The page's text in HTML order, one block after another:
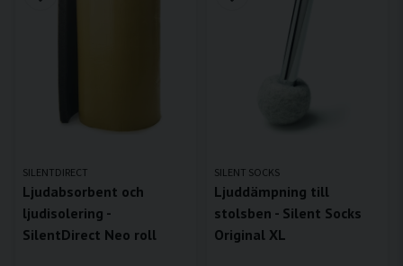
SILENTDIRECT
Ljudabsorbent och
ljudisolering -
SilentDirect Neo roll
SILENT SOCKS
Ljuddämpning till
stolsben - Silent Socks
Original XL